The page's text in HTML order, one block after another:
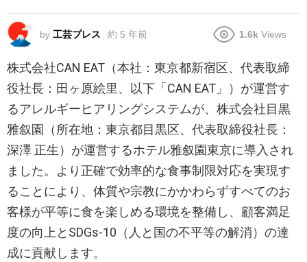
by 工芸プレス 約 5 年前 1.6k Views
​株式会社CAN EAT（本社：東京都新宿区、代表取締
役社長：田ヶ原絵里、以下「CAN EAT」）が運営す
るアレルギーヒアリングシステムが、株式会社目黒
雅叙園（所在地：東京都目黒区、代表取締役社長：
深澤 正生）が運営するホテル雅叙園東京に導入され
ました。より正確で効率的な食事制限対応を実現す
ることにより、体質や宗教にかかわらずすべてのお
客様が平等に食を楽しめる環境を整備し、顧客満足
度の向上とSDGs-10（人と国の不平等の解消）の達
成に貢献します。